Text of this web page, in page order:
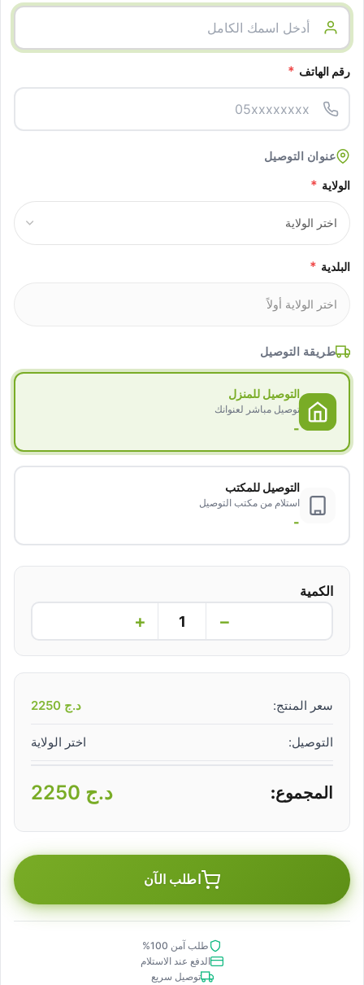
رقم الهاتف *
عنوان التوصيل
الولاية *
البلدية *
طريقة التوصيل
التوصيل للمنزل
توصيل مباشر لعنوانك
-
التوصيل للمكتب
استلام من مكتب التوصيل
-
الكمية
−
+
سعر المنتج: د.ج
التوصيل: اختر الولاية
المجموع: د.ج
اطلب الآن
طلب آمن 100%
الدفع عند الاستلام
توصيل سريع